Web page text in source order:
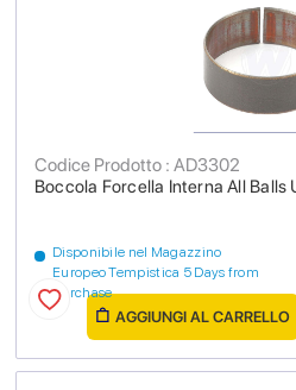
Boccola Forcella Interna All
Codice Prodotto : AD3302
Disponibile nel Magazzino
Europeo Tempistica 5 Days from
purchase
AGGIUNGI AL CARRELLO